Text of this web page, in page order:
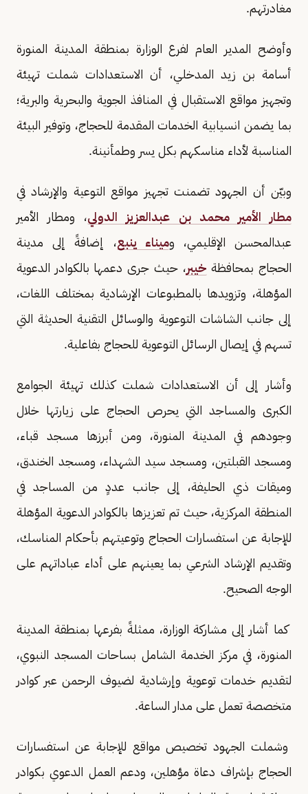
مغادرتهم.
وأوضح المدير العام لفرع الوزارة بمنطقة المدينة المنورة
أسامة بن زيد المدخلي، أن الاستعدادات شملت تهيئة
وتجهيز مواقع الاستقبال في المنافذ الجوية والبحرية والبرية؛
بما يضمن انسيابية الخدمات المقدمة للحجاج، وتوفير البيئة
المناسبة لأداء مناسكهم بكل يسر وطمأنينة.
وبيّن أن الجهود تضمنت تجهيز مواقع التوعية والإرشاد في
مطار الأمير محمد بن عبدالعزيز الدولي، ومطار الأمير
عبدالمحسن الإقليمي، وميناء ينبع، إضافةً إلى مدينة
الحجاج بمحافظة خيبر، حيث جرى دعمها بالكوادر الدعوية
المؤهلة، وتزويدها بالمطبوعات الإرشادية بمختلف اللغات،
إلى جانب الشاشات التوعوية والوسائل التقنية الحديثة التي
تسهم في إيصال الرسائل التوعوية للحجاج بفاعلية.
وأشار إلى أن الاستعدادات شملت كذلك تهيئة الجوامع
الكبرى والمساجد التي يحرص الحجاج على زيارتها خلال
وجودهم في المدينة المنورة، ومن أبرزها مسجد قباء،
ومسجد القبلتين، ومسجد سيد الشهداء، ومسجد الخندق،
وميقات ذي الحليفة، إلى جانب عددٍ من المساجد في
المنطقة المركزية، حيث تم تعزيزها بالكوادر الدعوية المؤهلة
للإجابة عن استفسارات الحجاج وتوعيتهم بأحكام المناسك،
وتقديم الإرشاد الشرعي بما يعينهم على أداء عباداتهم على
الوجه الصحيح.
كما أشار إلى مشاركة الوزارة، ممثلةً بفرعها بمنطقة المدينة
المنورة، في مركز الخدمة الشامل بساحات المسجد النبوي،
لتقديم خدمات توعوية وإرشادية لضيوف الرحمن عبر كوادر
متخصصة تعمل على مدار الساعة.
وشملت الجهود تخصيص مواقع للإجابة عن استفسارات
الحجاج بإشراف دعاة مؤهلين، ودعم العمل الدعوي بكوادر